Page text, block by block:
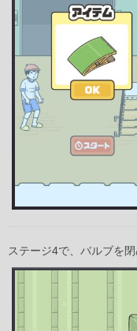
ステージ4で、バルブを